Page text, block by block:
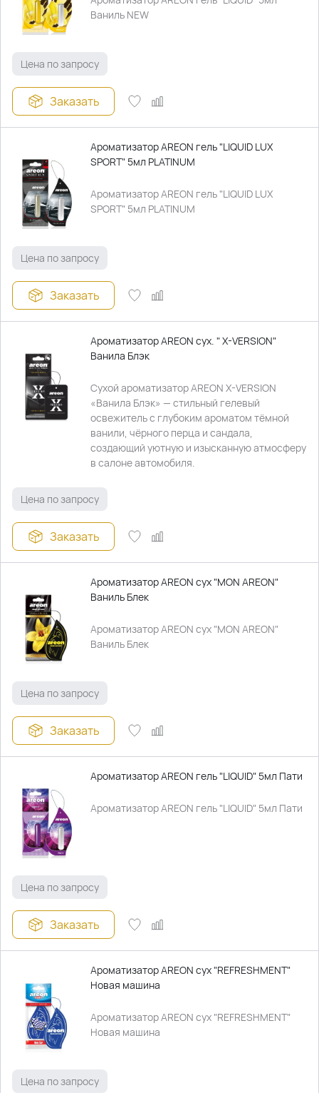
Ваниль NEW
Цена по запросу
Заказать
Ароматизатор AREON гель "LIQUID LUX
SPORT" 5мл PLATINUM
Ароматизатор AREON гель "LIQUID LUX
SPORT" 5мл PLATINUM
Цена по запросу
Заказать
Ароматизатор AREON сух. " X-VERSION"
Ванила Блэк
Сухой ароматизатор AREON X-VERSION
«Ванила Блэк» — стильный гелевый
освежитель с глубоким ароматом тёмной
ванили, чёрного перца и сандала,
создающий уютную и изысканную атмосферу
в салоне автомобиля.
Цена по запросу
Заказать
Ароматизатор AREON сух "MON AREON"
Ваниль Блек
Ароматизатор AREON сух "MON AREON"
Ваниль Блек
Цена по запросу
Заказать
Ароматизатор AREON гель "LIQUID" 5мл Пати
Ароматизатор AREON гель "LIQUID" 5мл Пати
Цена по запросу
Заказать
Ароматизатор AREON сух "REFRESHMENT"
Новая машина
Ароматизатор AREON сух "REFRESHMENT"
Новая машина
Цена по запросу